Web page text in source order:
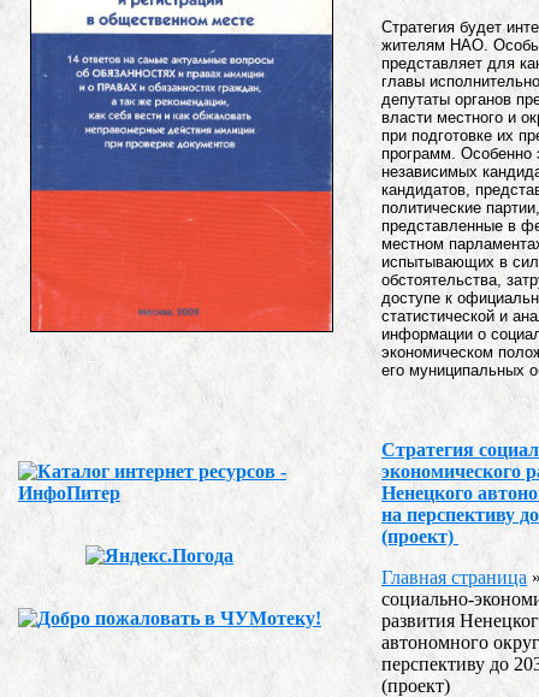
Стратегия будет
жителям НАО.
представляет для
главы
депутаты органов
власти местного и
при подготовке их
программ. Особенно
независимых
кандидатов,
политические
представленные в
местном
испытывающих в
обстоятельства,
доступе к
статистической и
информации о
экономическом
его муниципальных
Стратегия
экономического
Ненецкого
на перспективу
(проект)
Главная страница
социально-
развития
автономного
перспективу до
(проект)